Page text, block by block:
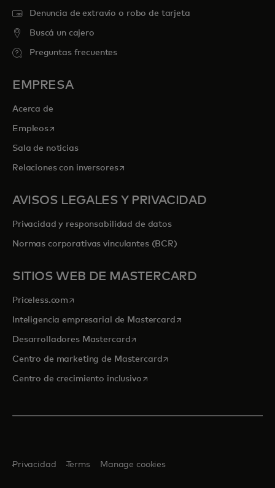
Denuncia de extravío o robo de tarjeta
Buscá un cajero
Preguntas frecuentes
EMPRESA
Acerca de
Empleosse abre en una pestaña nueva
Sala de noticias
Relaciones con inversoresse abre en una pestaña nueva
AVISOS LEGALES Y PRIVACIDAD
Privacidad y responsabilidad de datos
Normas corporativas vinculantes (BCR)
SITIOS WEB DE MASTERCARD
Priceless.com se abre en una pestaña nueva
Inteligencia empresarial de Mastercardse abre en una pestaña
Desarrolladores Mastercardse abre en una pestaña nueva
Centro de marketing de Mastercardse abre en una pestaña
Centro de crecimiento inclusivose abre en una pestaña nueva
Privacidad Terms Manage cookies